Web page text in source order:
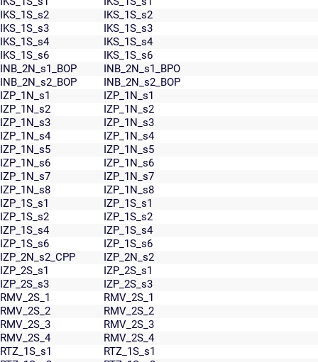
IKS_1S_s2
IKS_1S_s2
IKS_1S_s3
IKS_1S_s3
IKS_1S_s4
IKS_1S_s4
IKS_1S_s6
IKS_1S_s6
INB_2N_s1_BOP
INB_2N_s1_BPO
INB_2N_s2_BOP
INB_2N_s2_BOP
IZP_1N_s1
IZP_1N_s1
IZP_1N_s2
IZP_1N_s2
IZP_1N_s3
IZP_1N_s3
IZP_1N_s4
IZP_1N_s4
IZP_1N_s5
IZP_1N_s5
IZP_1N_s6
IZP_1N_s6
IZP_1N_s7
IZP_1N_s7
IZP_1N_s8
IZP_1N_s8
IZP_1S_s1
IZP_1S_s1
IZP_1S_s2
IZP_1S_s2
IZP_1S_s4
IZP_1S_s4
IZP_1S_s6
IZP_1S_s6
IZP_2N_s2_CPP
IZP_2N_s2
IZP_2S_s1
IZP_2S_s1
IZP_2S_s3
IZP_2S_s3
RMV_2S_1
RMV_2S_1
RMV_2S_2
RMV_2S_2
RMV_2S_3
RMV_2S_3
RMV_2S_4
RMV_2S_4
RTZ_1S_s1
RTZ_1S_s1